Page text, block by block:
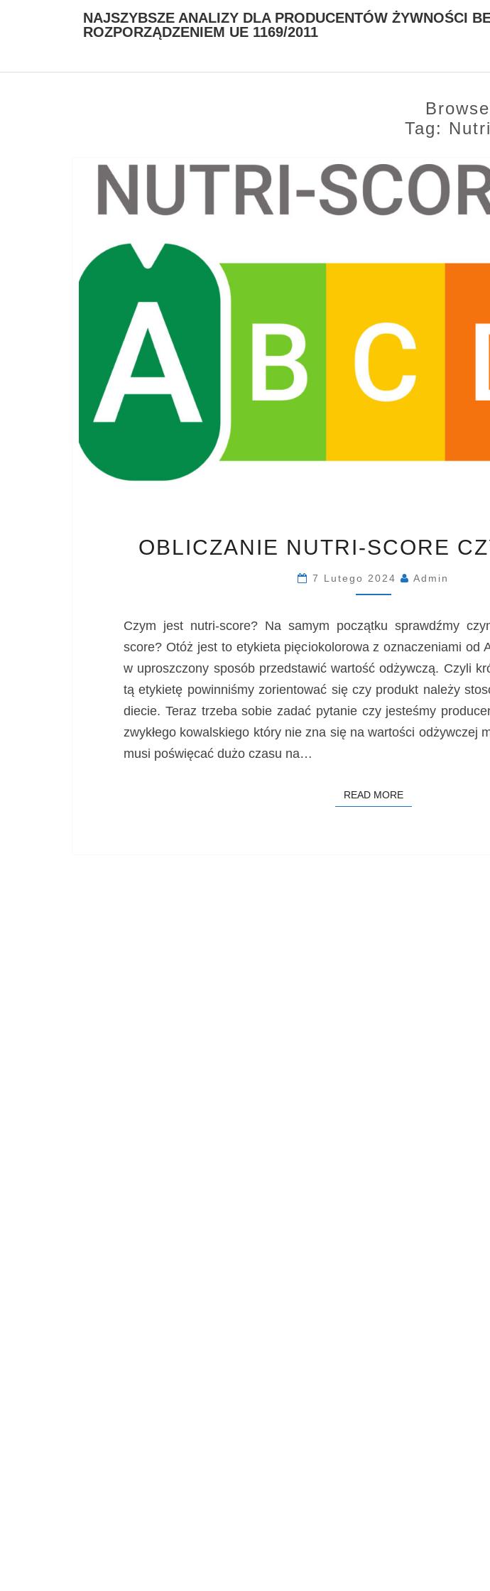
NAJSZYBSZE ANALIZY DLA PRODUCENTÓW ŻYWNOŚCI
ROZPORZĄDZENIEM UE 1169/2011
Tag:
NUTRI-
SCORE
CZY
OBLICZANIE NUTRI-SCORE
7 Lutego 2024 Admin
Czym jest nutri-score? Na samym początku sprawdźmy
score? Otóż jest to etykieta pięciokolorowa z oznaczeniami od
w uproszczony sposób przedstawić wartość odżywczą. Czyli
tą etykietę powinniśmy zorientować się czy produkt należy
diecie. Teraz trzeba sobie zadać pytanie czy jesteśmy
zwykłego kowalskiego który nie zna się na wartości odżywczej
musi poświęcać dużo czasu na…
READ MOREREAD MORE